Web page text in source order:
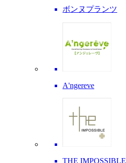
ボンヌプランツ
A'ngereve
THE IMPOSSIBLE